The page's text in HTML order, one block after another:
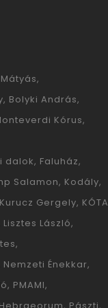
Bolyki András
Kórus
dalok Faluház
Salamon Kodály
Kurucz Gergely KÓTA
Lisztes László
Nemzeti Énekkar
PMAMI